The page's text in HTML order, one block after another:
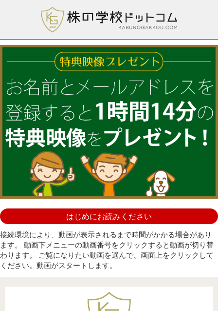
はじめにお読みください
接続環境により、動画が表示されるまで時間がかかる場合があり
ます。 動画下メニューの動画番号をクリックすると動画が切り替
わります。 ご覧になりたい動画を選んで、画面上をクリックして
ください。動画がスタートします。